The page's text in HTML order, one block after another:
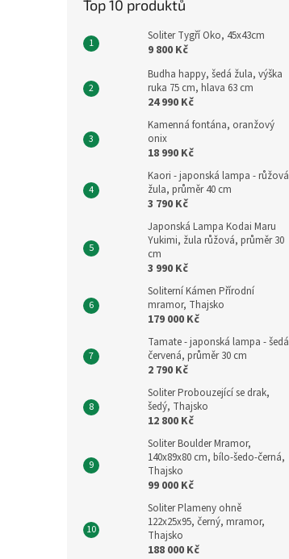
Top 10 produktů
Soliter Tygří Oko, 45x43cm
9 800 Kč
Budha happy, šedá žula, výška
ruka 75 cm, hlava 63 cm
24 990 Kč
Kamenná fontána, oranžový
onix
18 990 Kč
Kaori - japonská lampa - růžová
žula, průměr 40 cm
3 790 Kč
Japonská Lampa Kodai Maru
Yukimi, žula růžová, průměr 30
cm
3 990 Kč
Soliterní Kámen Přírodní
mramor, Thajsko
179 000 Kč
Tamate - japonská lampa - šedá
červená, průměr 30 cm
2 790 Kč
Soliter Probouzející se drak,
šedý, Thajsko
12 800 Kč
Soliter Boulder Mramor,
140x89x80 cm, bílo-šedo-černá,
Thajsko
99 000 Kč
Soliter Plameny ohně
122x25x95, černý, mramor,
Thajsko
188 000 Kč